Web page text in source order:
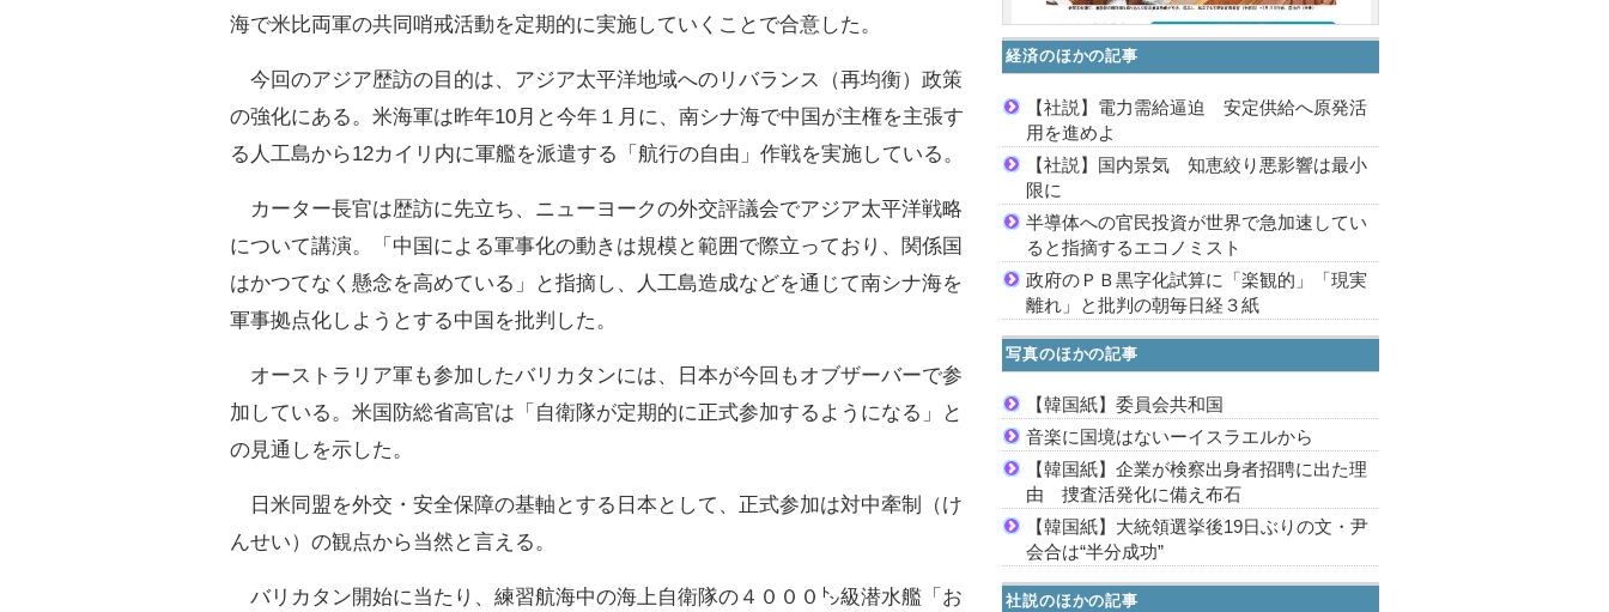
海で米比両軍の共同哨戒活動を定期的に実施していくことで合意した。
今回のアジア歴訪の目的は、アジア太平洋地域へのリバランス（再均衡）政策
の強化にある。米海軍は昨年10月と今年１月に、南シナ海で中国が主権を主張す
る人工島から12カイリ内に軍艦を派遣する「航行の自由」作戦を実施している。
カーター長官は歴訪に先立ち、ニューヨークの外交評議会でアジア太平洋戦略
について講演。「中国による軍事化の動きは規模と範囲で際立っており、関係国
はかつてなく懸念を高めている」と指摘し、人工島造成などを通じて南シナ海を
軍事拠点化しようとする中国を批判した。
オーストラリア軍も参加したバリカタンには、日本が今回もオブザーバーで参
加している。米国防総省高官は「自衛隊が定期的に正式参加するようになる」と
の見通しを示した。
日米同盟を外交・安全保障の基軸とする日本として、正式参加は対中牽制（け
んせい）の観点から当然と言える。
バリカタン開始に当たり、練習航海中の海上自衛隊の４０００㌧級潜水艦「お
経済のほかの記事
【社説】電力需給逼迫 安定供給へ原発活
用を進めよ
【社説】国内景気 知恵絞り悪影響は最小
限に
半導体への官民投資が世界で急加速してい
ると指摘するエコノミスト
政府のＰＢ黒字化試算に「楽観的」「現実
離れ」と批判の朝毎日経３紙
写真のほかの記事
【韓国紙】委員会共和国
音楽に国境はないーイスラエルから
【韓国紙】企業が検察出身者招聘に出た理
由 捜査活発化に備え布石
【韓国紙】大統領選挙後19日ぶりの文・尹
会合は“半分成功”
社説のほかの記事